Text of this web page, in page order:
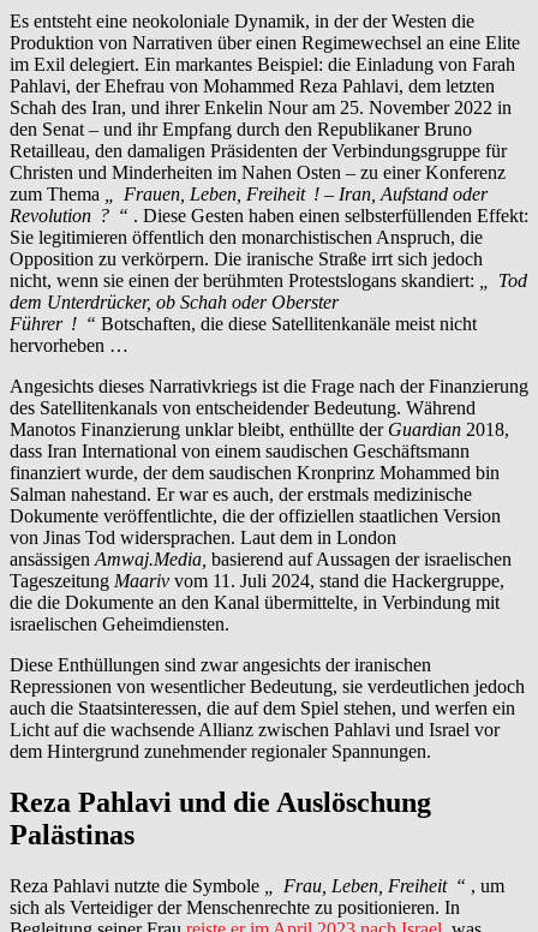
Es entsteht eine neokoloniale Dynamik, in der der Westen die
Produktion von Narrativen über einen Regimewechsel an eine Elite
im Exil delegiert. Ein markantes Beispiel: die Einladung von Farah
Pahlavi, der Ehefrau von Mohammed Reza Pahlavi, dem letzten
Schah des Iran, und ihrer Enkelin Nour am 25. November 2022 in
den Senat – und ihr Empfang durch den Republikaner Bruno
Retailleau, den damaligen Präsidenten der Verbindungsgruppe für
Christen und Minderheiten im Nahen Osten – zu einer Konferenz
zum Thema
Frauen, Leben, Freiheit ! – Iran, Aufstand oder
Revolution ? “ . Diese Gesten haben einen selbsterfüllenden Effekt:
Sie legitimieren öffentlich den monarchistischen Anspruch, die
Opposition zu verkörpern. Die iranische Straße irrt sich jedoch
nicht, wenn sie einen der berühmten Protestslogans skandiert:
Tod
dem Unterdrücker, ob Schah oder Oberster
Führer ! “ Botschaften, die diese Satellitenkanäle meist nicht
hervorheben …
Angesichts dieses Narrativkriegs ist die Frage nach der Finanzierung
des Satellitenkanals von entscheidender Bedeutung. Während
Manotos Finanzierung unklar bleibt, enthüllte der Guardian 2018,
dass Iran International von einem saudischen Geschäftsmann
finanziert wurde, der dem saudischen Kronprinz Mohammed bin
Salman nahestand. Er war es auch, der erstmals medizinische
Dokumente veröffentlichte, die der offiziellen staatlichen Version
von Jinas Tod widersprachen. Laut dem in London
ansässigen Amwaj.Media, basierend auf Aussagen der israelischen
Tageszeitung Maariv vom 11. Juli 2024, stand die Hackergruppe,
die die Dokumente an den Kanal übermittelte, in Verbindung mit
israelischen Geheimdiensten.
Diese Enthüllungen sind zwar angesichts der iranischen
Repressionen von wesentlicher Bedeutung, sie verdeutlichen jedoch
auch die Staatsinteressen, die auf dem Spiel stehen, und werfen ein
Licht auf die wachsende Allianz zwischen Pahlavi und Israel vor
dem Hintergrund zunehmender regionaler Spannungen.
Reza Pahlavi und die Auslöschung
Palästinas
Reza Pahlavi nutzte die Symbole Frau, Leben, Freiheit “ , um
sich als Verteidiger der Menschenrechte zu positionieren. In